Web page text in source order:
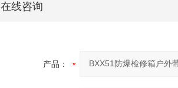
在线咨询
产品：